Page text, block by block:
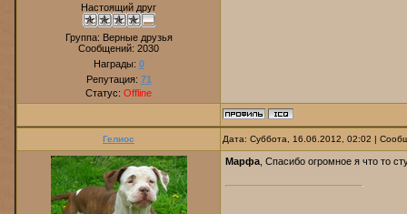
Настоящий друг
Группа: Верные друзья
Сообщений: 2030
Награды: 0
Репутация: 71
Статус: Offline
Гелиос Дата: Суббота, 16.06.2012, 02:02 |
Марфа , Спасибо огромное я что то